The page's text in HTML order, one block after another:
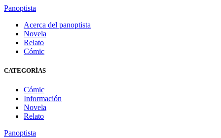
Panoptista
Acerca del panoptista
Novela
Relato
Cómic
CATEGORÍAS
Cómic
Información
Novela
Relato
Panoptista